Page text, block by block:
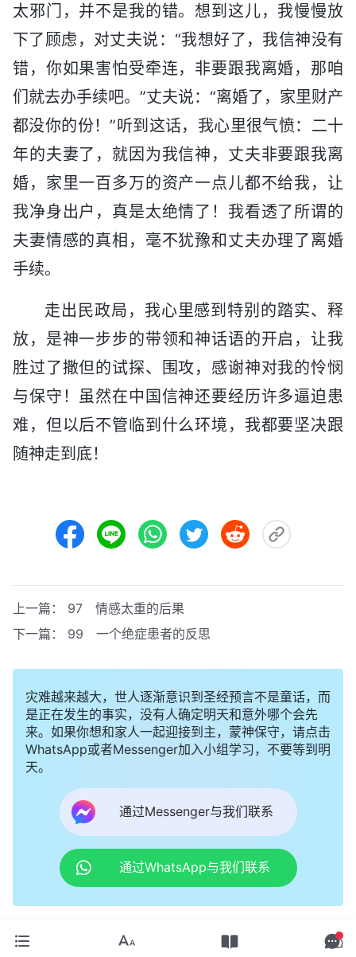
太邪门，并不是我的错。想到这儿，我慢慢放
下了顾虑，对丈夫说：“我想好了，我信神没有
错，你如果害怕受牵连，非要跟我离婚，那咱
们就去办手续吧。”丈夫说：“离婚了，家里财产
都没你的份！”听到这话，我心里很气愤：二十
年的夫妻了，就因为我信神，丈夫非要跟我离
婚，家里一百多万的资产一点儿都不给我，让
我净身出户，真是太绝情了！我看透了所谓的
夫妻情感的真相，毫不犹豫和丈夫办理了离婚
手续。
走出民政局，我心里感到特别的踏实、释
放，是神一步步的带领和神话语的开启，让我
胜过了撒但的试探、围攻，感谢神对我的怜悯
与保守！虽然在中国信神还要经历许多逼迫患
难，但以后不管临到什么环境，我都要坚决跟
随神走到底！
上一篇： 97 情感太重的后果
下一篇： 99 一个绝症患者的反思
灾难越来越大，世人逐渐意识到圣经预言不是童话，而
是正在发生的事实，没有人确定明天和意外哪个会先
来。如果你想和家人一起迎接到主，蒙神保守，请点击
WhatsApp或者Messenger加入小组学习，不要等到明
天。
通过Messenger与我们联系
通过WhatsApp与我们联系